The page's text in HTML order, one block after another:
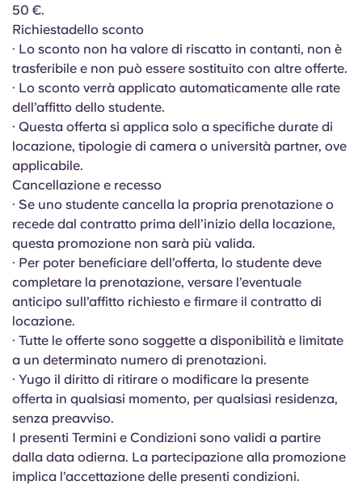
50 €.
Richiestadello sconto
· Lo sconto non ha valore di riscatto in contanti, non è
trasferibile e non può essere sostituito con altre offerte.
· Lo sconto verrà applicato automaticamente alle rate
dell’affitto dello studente.
· Questa offerta si applica solo a specifiche durate di
locazione, tipologie di camera o università partner, ove
applicabile.
Cancellazione e recesso
· Se uno studente cancella la propria prenotazione o
recede dal contratto prima dell’inizio della locazione,
questa promozione non sarà più valida.
· Per poter beneficiare dell’offerta, lo studente deve
completare la prenotazione, versare l’eventuale
anticipo sull’affitto richiesto e firmare il contratto di
locazione.
· Tutte le offerte sono soggette a disponibilità e limitate
a un determinato numero di prenotazioni.
· Yugo il diritto di ritirare o modificare la presente
offerta in qualsiasi momento, per qualsiasi residenza,
senza preavviso.
I presenti Termini e Condizioni sono validi a partire
dalla data odierna. La partecipazione alla promozione
implica l’accettazione delle presenti condizioni.